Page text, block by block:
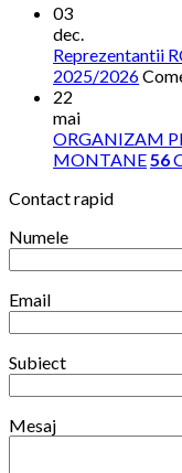
03
dec.
Reprezentantii
2025/2026
22
mai
ORGANIZAM
MONTANE56
Contact rapid
Numele
Email
Subiect
Mesaj